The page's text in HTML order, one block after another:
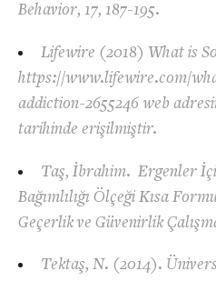
Behavior, 17, 187-195.
Lifewire (2018) What is
https://www.lifewire.com/
addiction-2655246 web
tarihinde erişilmiştir.
Taş, İbrahim. Ergenler
Bağımlılığı Ölçeği Kısa
Geçerlik ve Güvenirlik
Tektaş, N. (2014).